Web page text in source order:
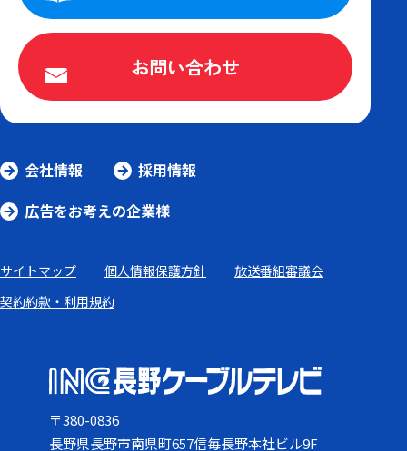
お問い合わせ
会社情報
採用情報
広告をお考えの企業様
サイトマップ 個人情報保護方針
放送番組審議会
契約約款・利用規約
〒380-0836
長野県長野市南県町657信毎長野本社ビル9F